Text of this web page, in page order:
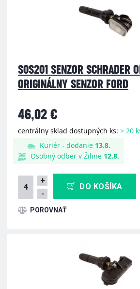
S0S201 SENZOR SCHRADER
ORIGINÁLNY SENZOR FORD
46,02 €
centrálny sklad dostupných ks: > 20
Kuriér - dodanie 13.8.
Osobný odber v Žiline 12.8.
+
-
DO KOŠÍKA